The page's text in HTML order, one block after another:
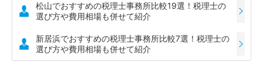
松山でおすすめの税理士事務所比較19選！税理士の
選び方や費用相場も併せて紹介
新居浜でおすすめの税理士事務所比較7選！税理士の
選び方や費用相場も併せて紹介